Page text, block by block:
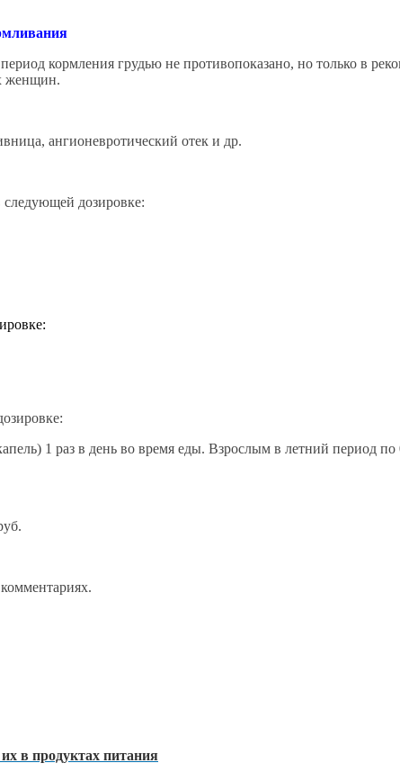
кормления грудью не противопоказано, но только в
женщин.
ангионевротический отек и др.
дозировке:
1 раз в день во время еды. Взрослым в летний период
в продуктах питания